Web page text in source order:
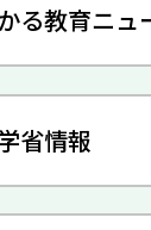
る教育ニュ
省情報